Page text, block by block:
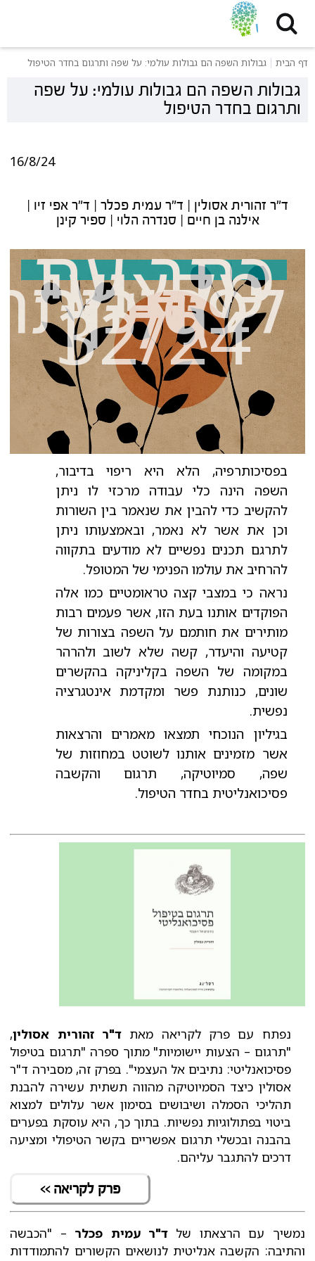
דף הבית גבולות השפה הם גבולות עולמי: על שפה ותרגום בחדר הטיפול
גבולות השפה הם גבולות עולמי: על שפה
ותרגום בחדר הטיפול
16/8/24
ד"ר זהורית אסולין | ד"ר עמית פכלר | ד"ר אפי זיו |
אילנה בן חיים | סנדרה הלוי | ספיר קינן
כתב עת
מקצועי
- גיליון
32/24
בפסיכותרפיה, הלא היא ריפוי בדיבור,
השפה הינה כלי עבודה מרכזי לו ניתן
להקשיב כדי להבין את שנאמר בין השורות
וכן את אשר לא נאמר, ובאמצעותו ניתן
לתרגם תכנים נפשיים לא מודעים בתקווה
להרחיב את עולמו הפנימי של המטופל.
נראה כי במצבי קצה טראומטיים כמו אלה
הפוקדים אותנו בעת הזו, אשר פעמים רבות
מותירים את חותמם על השפה בצורות של
קטיעה והיעדר, קשה שלא לשוב ולהרהר
במקומה של השפה בקליניקה בהקשרים
שונים, כנותנת פשר ומקדמת אינטגרציה
נפשית.
בגיליון הנוכחי תמצאו מאמרים והרצאות
אשר מזמינים אותנו לשוטט במחוזות של
שפה, סמיוטיקה, תרגום והקשבה
פסיכואנליטית בחדר הטיפול.
נפתח עם פרק לקריאה מאת ד"ר זהורית אסולין,
"תרגום – הצעות יישומיות" מתוך ספרה "תרגום בטיפול
פסיכואנליטי: נתיבים אל העצמי". בפרק זה, מסבירה ד"ר
אסולין כיצד הסמיוטיקה מהווה תשתית עשירה להבנת
תהליכי הסמלה ושיבושים בסימון אשר עלולים למצוא
ביטוי בפתולוגיות נפשיות. בתוך כך, היא עוסקת בפערים
בהבנה ובכשלי תרגום אפשריים בקשר הטיפולי ומציעה
דרכים להתגבר עליהם.
פרק לקריאה >>
נמשיך עם הרצאתו של ד"ר עמית פכלר – "הכבשה
והתיבה: הקשבה אנליטית לנושאים הקשורים להתמודדות